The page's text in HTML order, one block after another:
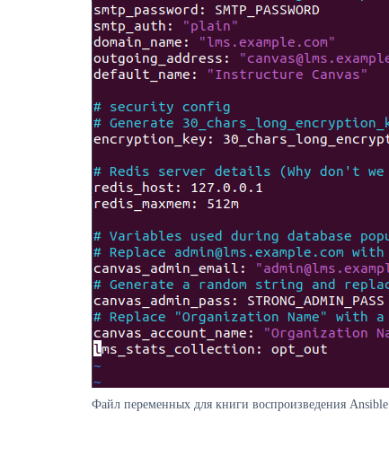
Файл переменных для книги воспроизведения Ansible